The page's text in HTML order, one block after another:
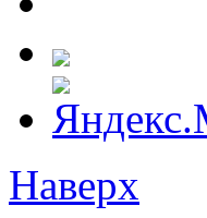
Наверх